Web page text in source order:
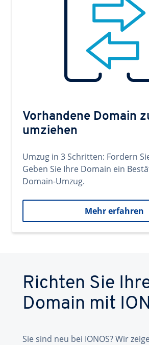
Vorhandene Domain
umziehen
Umzug in 3 Schritten: Fordern
Geben Sie Ihre Domain ein
Domain-Umzug.
Mehr erfahren
Richten Sie
Domain mit
Sie sind neu bei IONOS? Wir